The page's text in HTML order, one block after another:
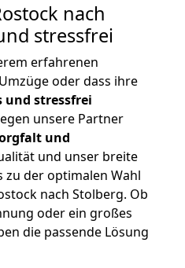
nach
stressfrei
erfahrenen
oder dass ihre
und stressfrei
unsere Partner
und
und unser breite
zu der optimalen Wahl
nach Stolberg. Ob
oder ein großes
die passende Lösung